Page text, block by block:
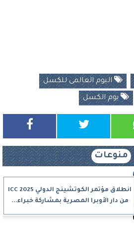
اليوم العالمى للكسل
يوم الكسل
منوعات
انطلاق مؤتمر الكوتشينج الدولي ICC 2025
من دار الأوبرا المصرية بمشاركة خبراء...